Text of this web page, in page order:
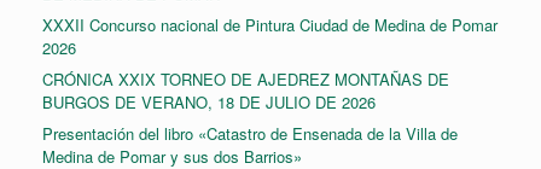
XXXII Concurso nacional de Pintura Ciudad de Medina de Pomar
2026
CRÓNICA XXIX TORNEO DE AJEDREZ MONTAÑAS DE
BURGOS DE VERANO, 18 DE JULIO DE 2026
Presentación del libro «Catastro de Ensenada de la Villa de
Medina de Pomar y sus dos Barrios»